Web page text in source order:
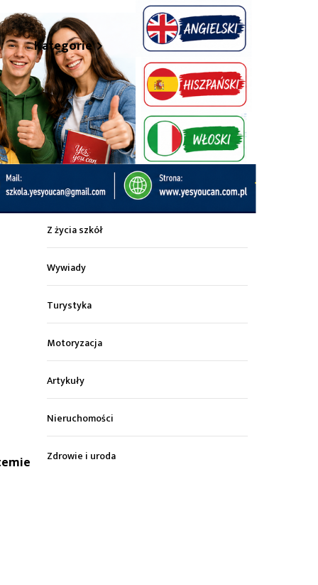
Kategorie
Z życia miasta
Sport
Kultura
Wiadomości z regionu
Z życia szkół
Wywiady
Turystyka
Motoryzacja
Artykuły
Nieruchomości
Zdrowie i uroda